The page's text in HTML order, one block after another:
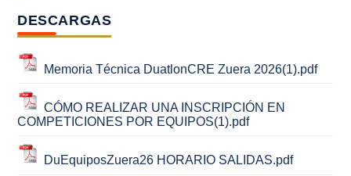
DESCARGAS
Memoria Técnica DuatlonCRE Zuera 2026(1).pdf
CÓMO REALIZAR UNA INSCRIPCIÓN EN
COMPETICIONES POR EQUIPOS(1).pdf
DuEquiposZuera26 HORARIO SALIDAS.pdf